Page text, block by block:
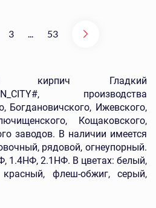
3 ... 53
кирпич Гладкий
производства
Богдановичского, Ижевского,
Кощаковского,
заводов. В наличии имеется
рядовой, огнеупорный.
1.4НФ, 2.1НФ. В цветах: белый,
флеш-обжиг, серый,